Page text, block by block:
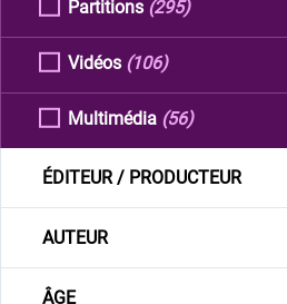
Partitions (295)
Vidéos (106)
Multimédia (56)
ÉDITEUR / PRODUCTEUR
AUTEUR
ÂGE